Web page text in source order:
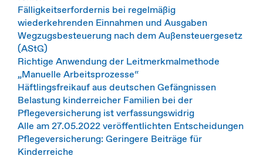
Fälligkeitserfordernis bei regelmäßig
wiederkehrenden Einnahmen und Ausgaben
Wegzugsbesteuerung nach dem Außensteuergesetz
(AStG)
Richtige Anwendung der Leitmerkmalmethode
„Manuelle Arbeitsprozesse“
Häftlingsfreikauf aus deutschen Gefängnissen
Belastung kinderreicher Familien bei der
Pflegeversicherung ist verfassungswidrig
Alle am 27.05.2022 veröffentlichten Entscheidungen
Pflegeversicherung: Geringere Beiträge für
Kinderreiche